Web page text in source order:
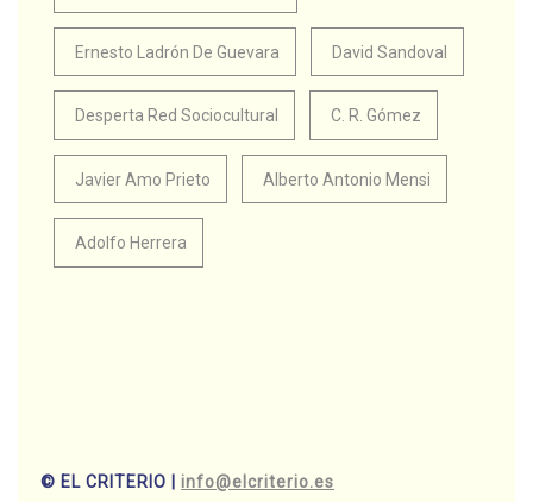
Ernesto Ladrón De Guevara David Sandoval
Desperta Red Sociocultural C. R. Gómez
Javier Amo Prieto Alberto Antonio Mensi
Adolfo Herrera
© EL CRITERIO | info@elcriterio.es